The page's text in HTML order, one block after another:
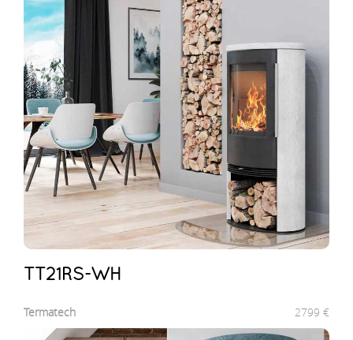
TT21RS-WH
Termatech 2799 €